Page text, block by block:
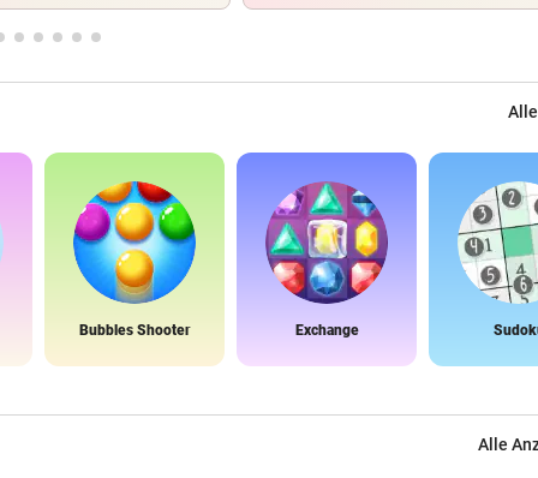
Bubbles Shooter Exchange
Alle